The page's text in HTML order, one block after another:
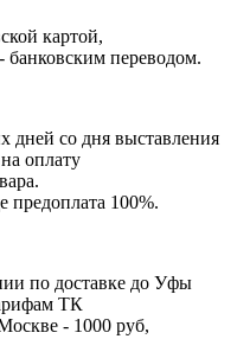
картой,
переводом.
дней со дня выставления
оплату
предоплата 100%.
по доставке до Уфы
ТК
- 1000 руб,